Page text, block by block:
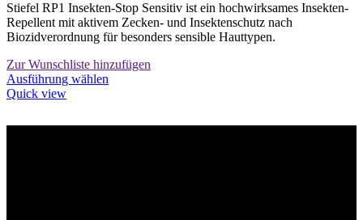
Stiefel RP1 Insekten-Stop Sensitiv ist ein hochwirksames Insekten-
Repellent mit aktivem Zecken- und Insektenschutz nach
Biozidverordnung für besonders sensible Hauttypen.
Zur Wunschliste hinzufügen
Ausführung wählen
Quick view